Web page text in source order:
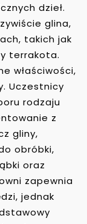
dzieł.
glina,
takich jak
terrakota.
właściwości,
Uczestnicy
rodzaju
z
gliny,
obróbki,
oraz
zapewnia
jednak